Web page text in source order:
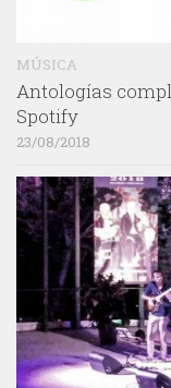
MÚSICA
Antologías
Spotify
23/08/2018